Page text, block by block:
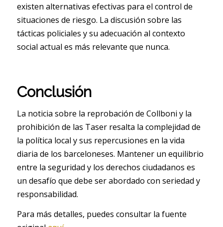
existen alternativas efectivas para el control de
situaciones de riesgo. La discusión sobre las
tácticas policiales y su adecuación al contexto
social actual es más relevante que nunca.
Conclusión
La noticia sobre la reprobación de Collboni y la
prohibición de las Taser resalta la complejidad de
la política local y sus repercusiones en la vida
diaria de los barceloneses. Mantener un equilibrio
entre la seguridad y los derechos ciudadanos es
un desafío que debe ser abordado con seriedad y
responsabilidad.
Para más detalles, puedes consultar la fuente